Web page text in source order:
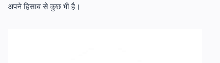
अपने हिसाब से कुछ भी है।